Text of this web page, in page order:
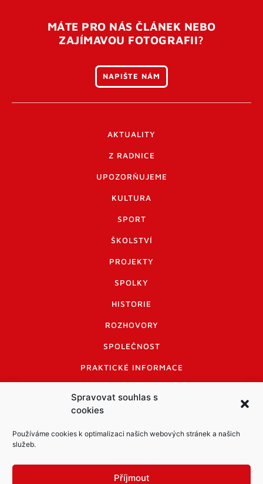
Spravovat souhlas s
cookies
Používáme cookies k optimalizaci našich webových stránek a našich
služeb.
Příjmout
MÁTE PRO NÁS ČLÁNEK NEBO
ZAJÍMAVOU FOTOGRAFII?
NAPIŠTE NÁM
AKTUALITY
Z RADNICE
UPOZORŇUJEME
KULTURA
SPORT
ŠKOLSTVÍ
PROJEKTY
SPOLKY
HISTORIE
ROZHOVORY
SPOLEČNOST
PRAKTICKÉ INFORMACE
INFORMACE A KODEX DISKUTUJÍCÍCH
LOGO A LOGO MANUÁL